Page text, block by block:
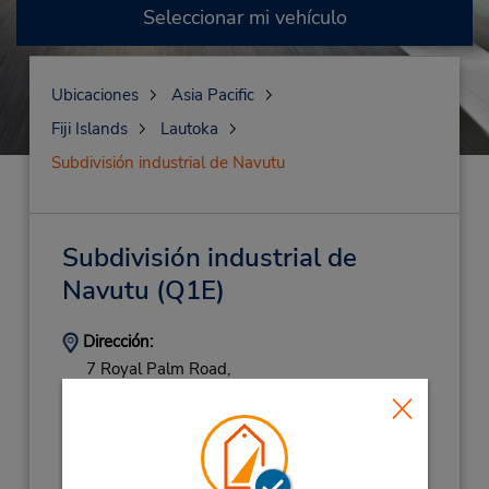
Seleccionar mi vehículo
Ubicaciones
Asia Pacific
Fiji Islands
Lautoka
Subdivisión industrial de Navutu
Subdivisión industrial de
Navutu (Q1E)
Dirección:
7 Royal Palm Road,
(679) 6666-166
Horario de servicio: